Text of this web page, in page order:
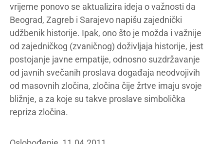
vrijeme ponovo se aktualizira ideja o važnosti da
Beograd, Zagreb i Sarajevo napišu zajednički
udžbenik historije. Ipak, ono što je možda i važnije
od zajedničkog (zvaničnog) doživljaja historije, jest
postojanje javne empatije, odnosno suzdržavanje
od javnih svečanih proslava događaja neodvojivih
od masovnih zločina, zločina čije žrtve imaju svoje
bližnje, a za koje su takve proslave simbolička
repriza zločina.